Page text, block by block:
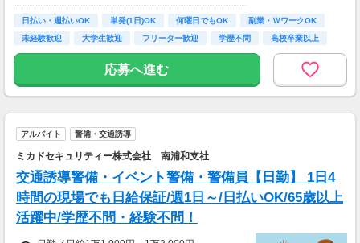
日払い・週払いOK 単発(1日)OK 何曜日でもOK
副業・ＷワークOK
未経験歓迎
大学生歓迎 フリーター歓迎 学歴不問 高校卒業以上
応募へ進む
アルバイト 警備・交通誘導
ミカドセキュリティー株式会社 南浦和支社
交通誘導警備・イベント警備・警備員【日勤】 1日4
時間の現場でも日給保証/週1日～/日払いOK/65歳以上
活躍中/学歴不問・経験不問！